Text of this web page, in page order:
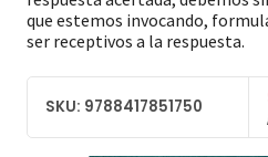
que estemos invocando,
ser receptivos a la respuesta.
SKU: 9788417851750